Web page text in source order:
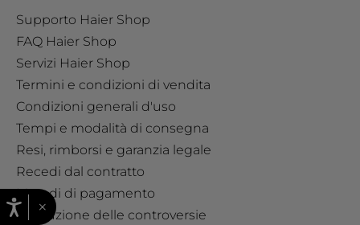
Supporto Haier Shop
FAQ Haier Shop
Servizi Haier Shop
Termini e condizioni di vendita
Condizioni generali d'uso
Tempi e modalità di consegna
Resi, rimborsi e garanzia legale
Recedi dal contratto
Metodi di pagamento
Risoluzione delle controversie
×